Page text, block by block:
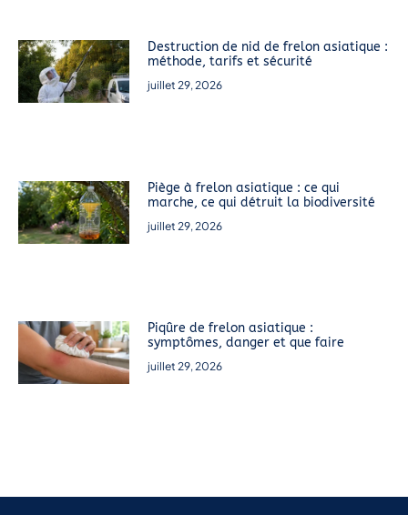
Destruction de nid de frelon asiatique :
méthode, tarifs et sécurité
juillet 29, 2026
Piège à frelon asiatique : ce qui
marche, ce qui détruit la biodiversité
juillet 29, 2026
Piqûre de frelon asiatique :
symptômes, danger et que faire
juillet 29, 2026